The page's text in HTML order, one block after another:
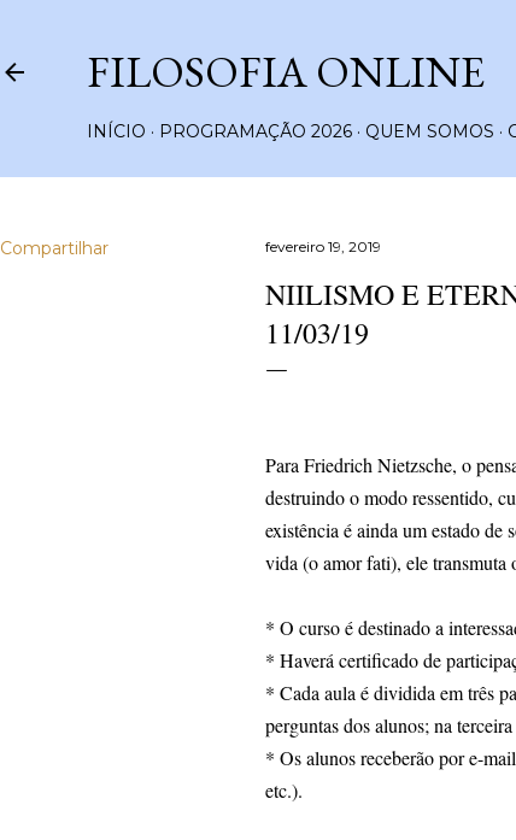
FILOSOFIA ONLINE
INÍCIO PROGRAMAÇÃO 2026 QUEM SOMOS
Compartilhar fevereiro 19, 2019
NIILISMO E
11/03/19
Para Friedrich Nietzsche, o
destruindo o modo ressentido,
existência é ainda um estado de
vida (o amor fati), ele transmuta
* O curso é destinado a
* Haverá certificado de
* Cada aula é dividida em três
perguntas dos alunos; na
* Os alunos receberão por e-
etc.).